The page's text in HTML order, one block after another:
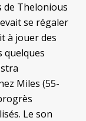
de Thelonious
se régaler
à jouer des
quelques
Miles (55-
Le son